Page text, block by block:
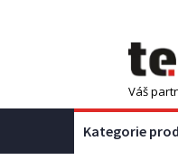
Váš
Kategorie